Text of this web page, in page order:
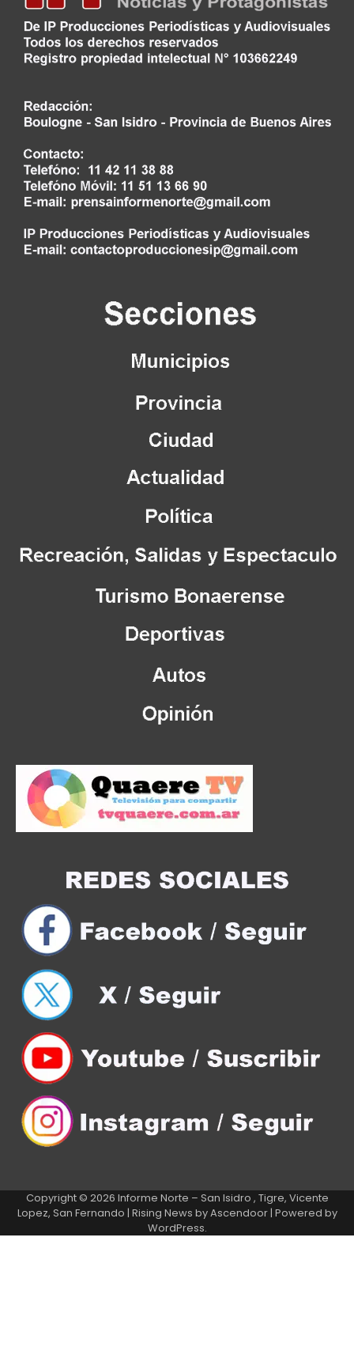
Copyright © 2026 Informe Norte – San Isidro , Tigre, Vicente
Lopez, San Fernando | Rising News byAscendoor| Powered by
WordPress.